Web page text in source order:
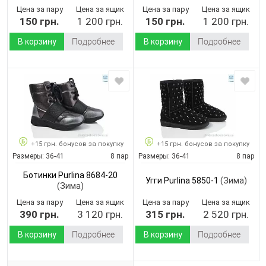
Цена за пару
150 грн.
Цена за ящик
1 200 грн.
В корзину Подробнее
Цена за пару
150 грн.
Цена за ящик
1 200 грн.
В корзину Подробнее
+15 грн. бонусов за покупку
Размеры: 36-41 8 пар
Ботинки Purlina 8684-20
(Зима)
Цена за пару
390 грн.
Цена за ящик
3 120 грн.
В корзину Подробнее
+15 грн. бонусов за покупку
Размеры: 36-41 8 пар
Угги Purlina 5850-1 (Зима)
Цена за пару
315 грн.
Цена за ящик
2 520 грн.
В корзину Подробнее